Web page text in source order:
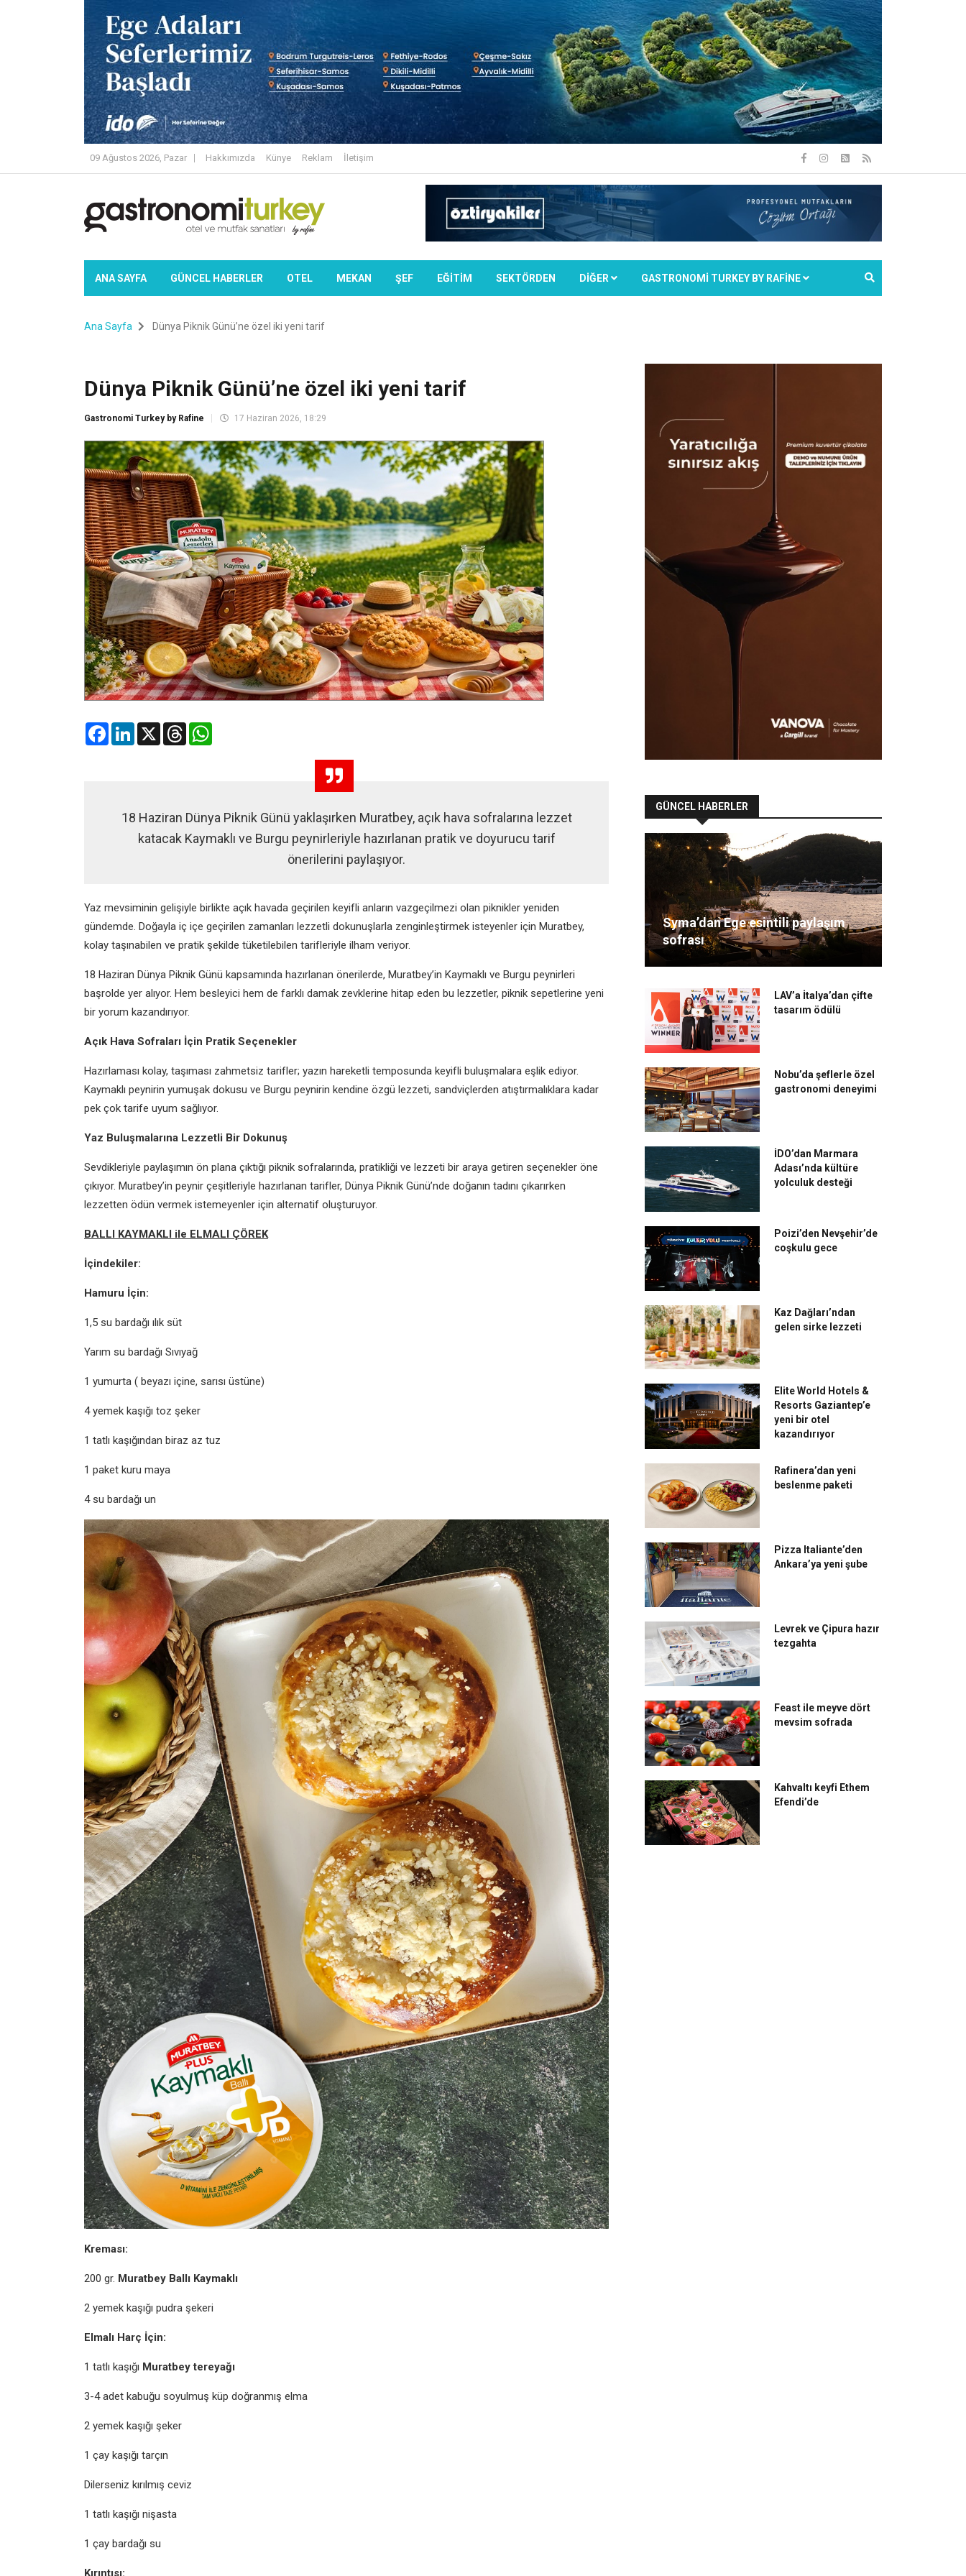
09 Ağustos 2026, Pazar Hakkımızda Künye Reklam İletişim
ANA SAYFA GÜNCEL HABERLER OTEL MEKAN ŞEF EĞİTİM SEKTÖRDEN DIĞER GASTRONOMİ TURKEY BY RAFİNE
Ana Sayfa Dünya Piknik Günü’ne özel iki yeni tarif
Dünya Piknik Günü’ne özel iki yeni tarif
Gastronomi Turkey by Rafine 17 Haziran 2026, 18:29
FacebookLinkedIn
X Threads
18 Haziran Dünya Piknik Günü yaklaşırken Muratbey, açık hava sofralarına lezzet
katacak Kaymaklı ve Burgu peynirleriyle hazırlanan pratik ve doyurucu tarif
önerilerini paylaşıyor.
Yaz mevsiminin gelişiyle birlikte açık havada geçirilen keyifli anların vazgeçilmezi olan piknikler yeniden
gündemde. Doğayla iç içe geçirilen zamanları lezzetli dokunuşlarla zenginleştirmek isteyenler için Muratbey,
kolay taşınabilen ve pratik şekilde tüketilebilen tarifleriyle ilham veriyor.
18 Haziran Dünya Piknik Günü kapsamında hazırlanan önerilerde, Muratbey’in Kaymaklı ve Burgu peynirleri
başrolde yer alıyor. Hem besleyici hem de farklı damak zevklerine hitap eden bu lezzetler, piknik sepetlerine yeni
bir yorum kazandırıyor.
Açık Hava Sofraları İçin Pratik Seçenekler
Hazırlaması kolay, taşıması zahmetsiz tarifler; yazın hareketli temposunda keyifli buluşmalara eşlik ediyor.
Kaymaklı peynirin yumuşak dokusu ve Burgu peynirin kendine özgü lezzeti, sandviçlerden atıştırmalıklara kadar
pek çok tarife uyum sağlıyor.
Yaz Buluşmalarına Lezzetli Bir Dokunuş
Sevdikleriyle paylaşımın ön plana çıktığı piknik sofralarında, pratikliği ve lezzeti bir araya getiren seçenekler öne
çıkıyor. Muratbey’in peynir çeşitleriyle hazırlanan tarifler, Dünya Piknik Günü’nde doğanın tadını çıkarırken
lezzetten ödün vermek istemeyenler için alternatif oluşturuyor.
BALLI KAYMAKLI ile ELMALI ÇÖREK
İçindekiler:
Hamuru İçin:
1,5 su bardağı ılık süt
Yarım su bardağı Sıvıyağ
1 yumurta ( beyazı içine, sarısı üstüne)
4 yemek kaşığı toz şeker
1 tatlı kaşığından biraz az tuz
1 paket kuru maya
4 su bardağı un
Kreması:
200 gr. Muratbey Ballı Kaymaklı
2 yemek kaşığı pudra şekeri
Elmalı Harç İçin:
1 tatlı kaşığı Muratbey tereyağı
3-4 adet kabuğu soyulmuş küp doğranmış elma
2 yemek kaşığı şeker
1 çay kaşığı tarçın
Dilerseniz kırılmış ceviz
1 tatlı kaşığı nişasta
1 çay bardağı su
Kırıntısı:
GÜNCEL HABERLER
Syma’dan Ege esintili paylaşım
sofrası
LAV’a İtalya’dan çifte
tasarım ödülü
Nobu’da şeflerle özel
gastronomi deneyimi
İDO’dan Marmara
Adası’nda kültüre
yolculuk desteği
Poizi’den Nevşehir’de
coşkulu gece
Kaz Dağları’ndan
gelen sirke lezzeti
Elite World Hotels &
Resorts Gaziantep’e
yeni bir otel
kazandırıyor
Rafinera’dan yeni
beslenme paketi
Pizza Italiante’den
Ankara’ya yeni şube
Levrek ve Çipura hazır
tezgahta
Feast ile meyve dört
mevsim sofrada
Kahvaltı keyfi Ethem
Efendi’de